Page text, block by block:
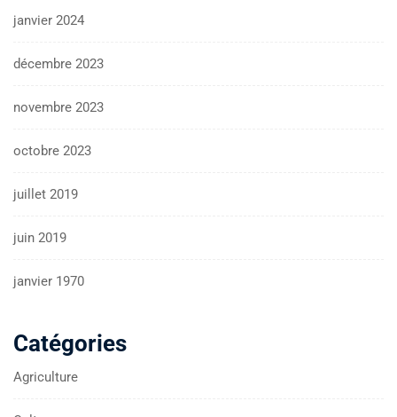
janvier 2024
décembre 2023
novembre 2023
octobre 2023
juillet 2019
juin 2019
janvier 1970
Catégories
Agriculture